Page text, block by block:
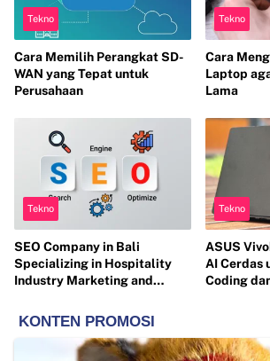
Tekno
Cara Memilih Perangkat SD-
WAN yang Tepat untuk
Perusahaan
Tekno
Cara
Laptop
Lama
Tekno
SEO Company in Bali
Specializing in Hospitality
Industry Marketing and
Tekno
ASUS
AI Cerdas
Coding